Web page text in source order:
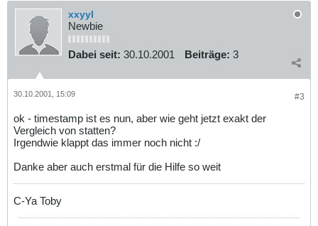
xxyyl
Newbie
Dabei seit: 30.10.2001 Beiträge: 3
#3
30.10.2001, 15:09
ok - timestamp ist es nun, aber wie geht jetzt exakt der
Vergleich von statten?
Irgendwie klappt das immer noch nicht :/
Danke aber auch erstmal für die Hilfe so weit
C-Ya Toby